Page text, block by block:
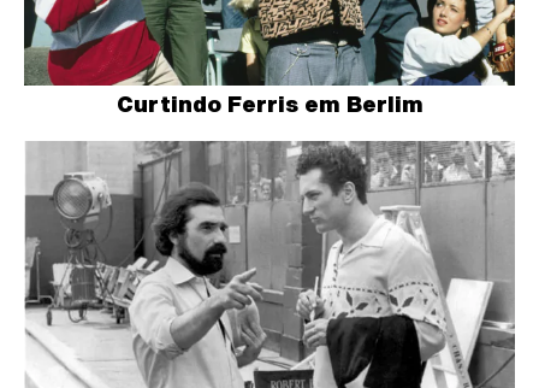
Curtindo Ferris em Berlim